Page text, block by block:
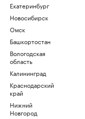
Екатеринбург
Новосибирск
Омск
Башкортостан
Вологодская
область
Калининград
Краснодарский
край
Нижний
Новгород